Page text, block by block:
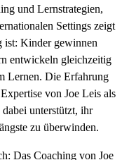
und Lernstrategien,
Settings zeigt
ist: Kinder gewinnen
entwickeln gleichzeitig
Lernen. Die Erfahrung
von Joe Leis als
unterstützt, ihr
zu überwinden.
Das Coaching von Joe